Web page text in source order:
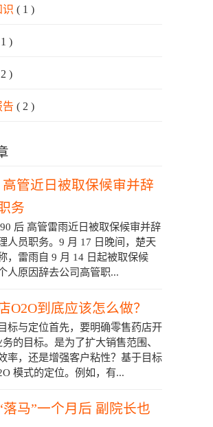
识 ( 1 )
)
)
告 ( 2 )
高管近日被取保候审并辞
务
后 高管雷雨近日被取保候审并辞
人员职务。9 月 17 日晚间，楚天
，雷雨自 9 月 14 日起被取保候
人原因辞去公司高管职...
O2O到底应该怎么做？
标与定位首先，要明确零售药店开
务的目标。是为了扩大销售范围、
率，还是增强客户粘性？基于目标
模式的定位。例如，有...
落马”一个月后 副院长也